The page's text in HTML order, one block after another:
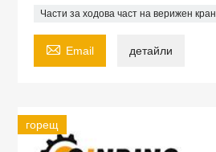
Части за ходова част на верижен кран
 Email детайли
горещ